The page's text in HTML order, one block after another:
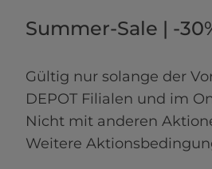
Summer-Sale | -
Gültig nur solange der
DEPOT Filialen und im
Nicht mit anderen
Weitere